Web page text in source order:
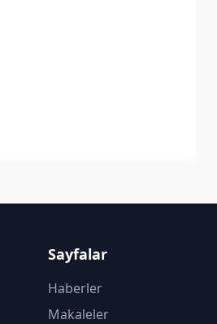
Sayfalar
Haberler
Makaleler